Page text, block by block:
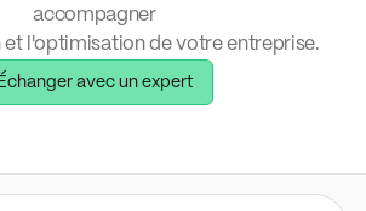
accompagner
et l'optimisation de votre entreprise.
Échanger avec un expert